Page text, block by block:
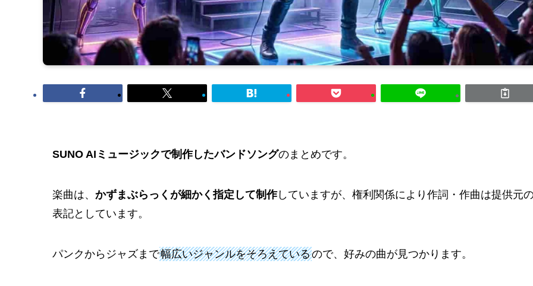
SUNO AIミュージックで制作したバンドソングのまとめです。
楽曲は、 かずまぶらっくが細かく指定して制作していますが、権利関係により作詞・作曲は提供元
表記としています。
パンクからジャズまで幅広いジャンルをそろえているので、好みの曲が見つかります。